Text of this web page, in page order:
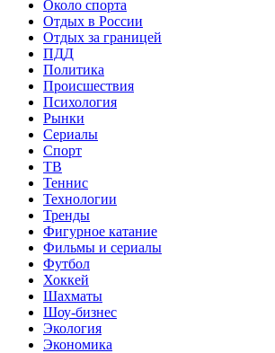
Около спорта
Отдых в России
Отдых за границей
ПДД
Политика
Происшествия
Психология
Рынки
Сериалы
Спорт
ТВ
Теннис
Технологии
Тренды
Фигурное катание
Фильмы и сериалы
Футбол
Хоккей
Шахматы
Шоу-бизнес
Экология
Экономика